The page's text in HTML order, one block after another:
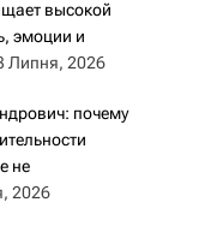
высокой
эмоции и
Липня, 2026
почему
не
2026